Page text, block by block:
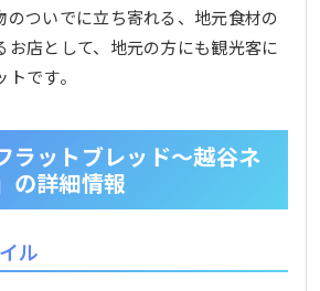
のついでに立ち寄れる、地元食材の
お店として、地元の方にも観光客に
です。
ラットブレッド～越谷ネ
の詳細情報
ル